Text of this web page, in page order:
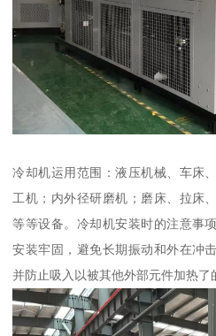
冷却机运用范围：液压机械、车床
工机；内外径研磨机；磨床、拉床
等等设备。冷却机安装时的注意事
安装牢固，避免长期振动和外在冲
并防止吸入以被其他外部元件加热了